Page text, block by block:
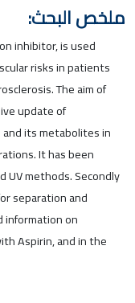
ملخص البحث:
inhibitor, is used
risks in patients
The aim of
update of
its metabolites in
It has been
UV methods. Secondly
separation and
information on
Aspirin, and in the